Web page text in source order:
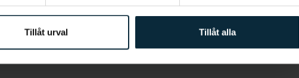
Tillåt urval Tillåt alla